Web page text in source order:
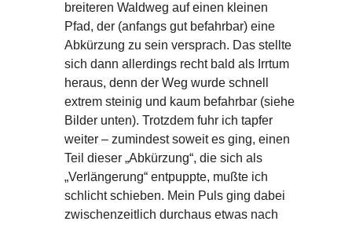
breiteren Waldweg auf einen kleinen
Pfad, der (anfangs gut befahrbar) eine
Abkürzung zu sein versprach. Das stellte
sich dann allerdings recht bald als Irrtum
heraus, denn der Weg wurde schnell
extrem steinig und kaum befahrbar (siehe
Bilder unten). Trotzdem fuhr ich tapfer
weiter – zumindest soweit es ging, einen
Teil dieser „Abkürzung“, die sich als
„Verlängerung“ entpuppte, mußte ich
schlicht schieben. Mein Puls ging dabei
zwischenzeitlich durchaus etwas nach